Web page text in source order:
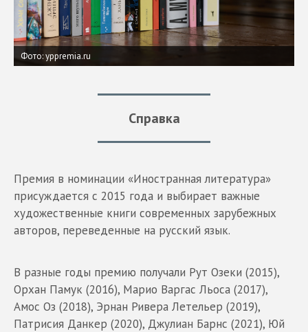
Фото: yppremia.ru
Справка
Премия в номинации «Иностранная литература»
присуждается с 2015 года и выбирает важные
художественные книги современных зарубежных
авторов, переведенные на русский язык.
В разные годы премию получали Рут Озеки (2015),
Орхан Памук (2016), Марио Варгас Льоса (2017),
Амос Оз (2018), Эрнан Ривера Летельер (2019),
Патрисия Данкер (2020), Джулиан Барнс (2021), Юй